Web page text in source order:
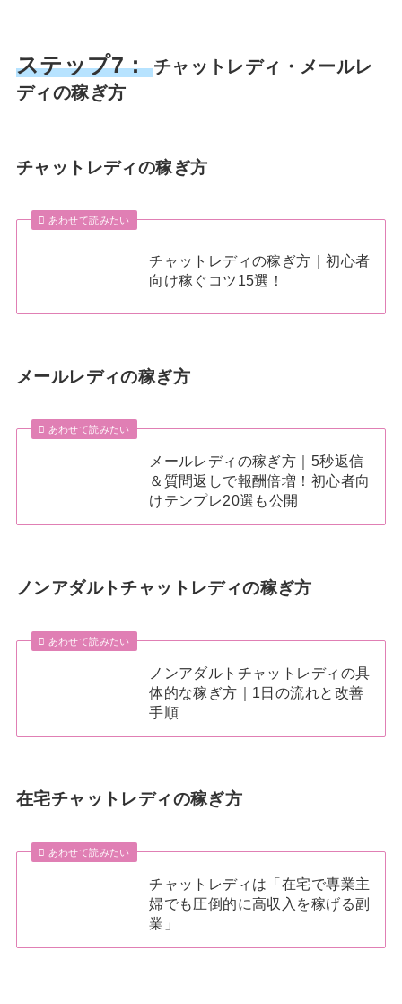
ステップ7： チャットレディ・メールレ
ディの稼ぎ方
チャットレディの稼ぎ方
あわせて読みたい
チャットレディの稼ぎ方｜初心者
向け稼ぐコツ15選！
メールレディの稼ぎ方
あわせて読みたい
メールレディの稼ぎ方｜5秒返信
＆質問返しで報酬倍増！初心者向
けテンプレ20選も公開
ノンアダルトチャットレディの稼ぎ方
あわせて読みたい
ノンアダルトチャットレディの具
体的な稼ぎ方｜1日の流れと改善
手順
在宅チャットレディの稼ぎ方
あわせて読みたい
チャットレディは「在宅で専業主
婦でも圧倒的に高収入を稼げる副
業」